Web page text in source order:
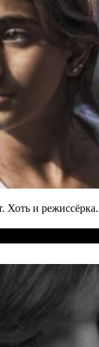
Хоть и режиссёрка.